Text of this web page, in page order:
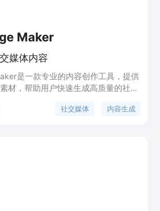
Maker
媒体内容
是一款专业的内容创作工具，提供
材，帮助用户快速生成高质量的社交
社交媒体 内容生成